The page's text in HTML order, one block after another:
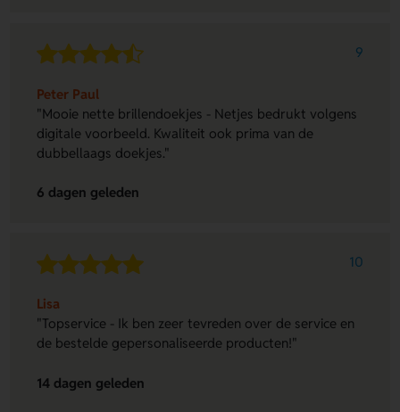
9
Peter Paul
"Mooie nette brillendoekjes - Netjes bedrukt volgens
digitale voorbeeld. Kwaliteit ook prima van de
dubbellaags doekjes."
6 dagen geleden
10
Lisa
"Topservice - Ik ben zeer tevreden over de service en
de bestelde gepersonaliseerde producten!"
14 dagen geleden